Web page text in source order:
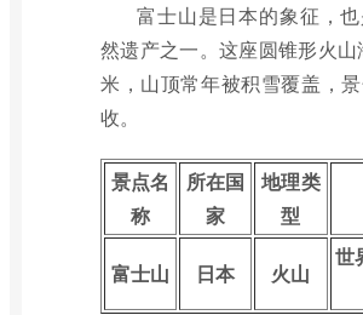
富士山是日本的象征，
然遗产之一。这座圆锥形火
米，山顶常年被积雪覆盖，
收。
景点名
称
所在国
家
地理类
型
富士山 日本 火山
世